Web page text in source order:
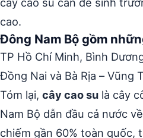
cao.
Đông Nam Bộ gồm
TP Hồ Chí Minh, Bình
Đồng Nai và Bà Rịa – Vũng
Tóm lại, cây cao su là cây
Nam Bộ dẫn đầu cả nước
chiếm gần 60% toàn quốc,